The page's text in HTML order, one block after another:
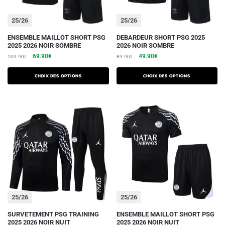
page
du
page
du
25/26
ENSEMBLE MAILLOT SHORT PSG
2025 2026 NOIR SOMBRE
109.90€
Le
initial
était :
69.90€Le
actuel
est :
Choix des options
Ce
produit
a
plusieurs
variations.
peuvent
être
choisies
sur
la
page
du
25/26
DEBARDEUR SHORT PSG 2025
2026 NOIR SOMBRE
89.90€
Le
initial
était :
49.90€Le
actuel
est :
Choix des options
Ce
produit
a
plusieurs
variations.
options
peuvent
être
choisies
page
du
25/26
SURVETEMENT PSG TRAINING
2025 2026 NOIR NUIT
Ce
25/26
ENSEMBLE MAILLOT SHORT PSG
2025 2026 NOIR NUIT
Ce